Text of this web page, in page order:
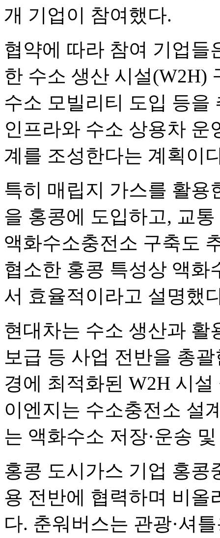
개 기업이 참여했다.
협약에 따라 참여 기업들
한 수소 생산 시설(W2H)
수소 모빌리티 도입 등을
인프라와 수소 상용차
계를 조성한다는 계획이
특히 매립지 가스를 활용
을 홍콩에 도입하고, 교
액화수소충전소 구축도
협소한 홍콩 특성상 액화
서 효율적이라고 설명했
현대차는 수소 생산과 활
보급 등 사업 전반을 총
경에 최적화된 W2H 시
이엔지는 수소충전소 설
는 액화수소 저장·운송
홍콩 도시가스 기업 홍콩
용 전반에 협력하며 비올
다. 춘워버스는 관광·셔